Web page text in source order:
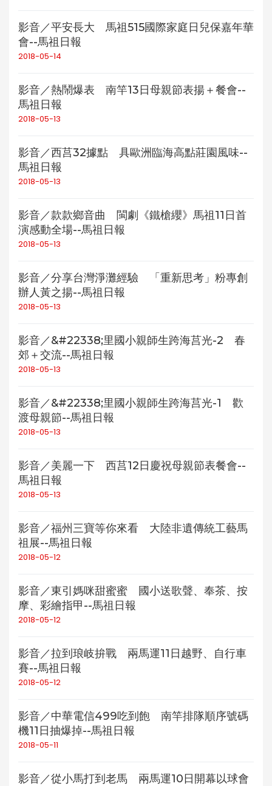
影音／平安長大 馬祖515國際家庭日兒保嘉年華
會--馬祖日報
2018-05-14
影音／熱鬧爆表 南竿13日母親節表揚＋餐會--
馬祖日報
2018-05-13
影音／西莒32據點 具歐洲臨海高點莊園風味--
馬祖日報
2018-05-13
影音／款款鄉音曲 閩劇《鐵槍纓》馬祖11日首
演感動全場--馬祖日報
2018-05-13
影音／分享台灣淨灘經驗 「重新思考」粉專創
辦人黃之揚--馬祖日報
2018-05-13
影音／&#22338;里國小親師生跨海莒光-2 春
郊＋交流--馬祖日報
2018-05-13
影音／&#22338;里國小親師生跨海莒光-1 歡
渡母親節--馬祖日報
2018-05-13
影音／美麗一下 西莒12日慶祝母親節表餐會--
馬祖日報
2018-05-13
影音／福州三寶等你來看 大陸非遺傳統工藝馬
祖展--馬祖日報
2018-05-12
影音／東引媽咪甜蜜蜜 國小送歌聲、奉茶、按
摩、彩繪指甲--馬祖日報
2018-05-12
影音／拉到琅岐拚戰 兩馬運11日越野、自行車
賽--馬祖日報
2018-05-12
影音／中華電信499吃到飽 南竿排隊順序號碼
機11日抽爆掉--馬祖日報
2018-05-11
影音／從小馬打到老馬 兩馬運10日開幕以球會